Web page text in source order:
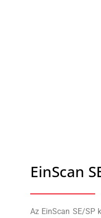
EinScan
Az EinScan SE/SP